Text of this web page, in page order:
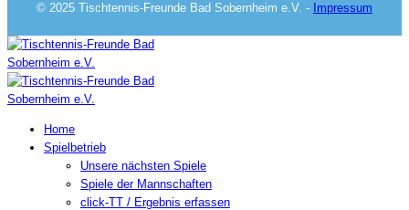
© 2025 Tischtennis-Freunde Bad Sobernheim e.V. - Impressum
Home
Spielbetrieb
Unsere nächsten Spiele
Spiele der Mannschaften
click-TT / Ergebnis erfassen